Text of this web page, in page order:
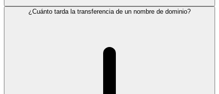
¿Cuánto tarda la transferencia de un nombre de dominio?